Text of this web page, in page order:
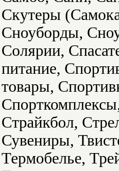
Скутеры
Сноуборды,
Солярии,
питание,
товары,
Страйкбол,
Сувениры,
Термобелье,